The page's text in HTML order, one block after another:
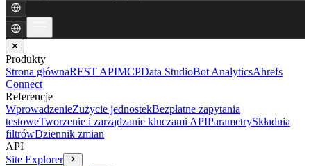
✕
Produkty
Strona głównaREST APIMCPData StudioBot AnalyticsAhrefs
Connect
Referencje
WprowadzenieZużycie jednostekBezpłatne zapytania
testoweTworzenie i zarządzanie kluczami APIParametrySkładnia
filtrówDziennik zmian
API
Site Explorer